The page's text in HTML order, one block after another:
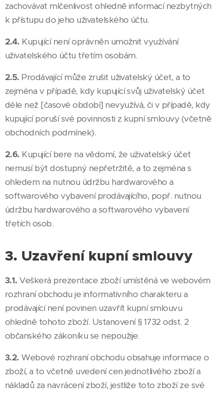
zachovávat mlčenlivost ohledně informací nezbytných
k přístupu do jeho uživatelského účtu.
2.4. Kupující není oprávněn umožnit využívání
uživatelského účtu třetím osobám.
2.5. Prodávající může zrušit uživatelský účet, a to
zejména v případě, kdy kupující svůj uživatelský účet
déle než [časové období] nevyužívá, či v případě, kdy
kupující poruší své povinnosti z kupní smlouvy (včetně
obchodních podmínek).
2.6. Kupující bere na vědomí, že uživatelský účet
nemusí být dostupný nepřetržitě, a to zejména s
ohledem na nutnou údržbu hardwarového a
softwarového vybavení prodávajícího, popř. nutnou
údržbu hardwarového a softwarového vybavení
třetích osob.
3. Uzavření kupní smlouvy
3.1.Veškerá prezentace zboží umístěná ve webovém
rozhraní obchodu je informativního charakteru a
prodávající není povinen uzavřít kupní smlouvu
ohledně tohoto zboží. Ustanovení § 1732 odst. 2
občanského zákoníku se nepoužije.
3.2.Webové rozhraní obchodu obsahuje informace o
zboží, a to včetně uvedení cen jednotlivého zboží a
nákladů za navrácení zboží, jestliže toto zboží ze své